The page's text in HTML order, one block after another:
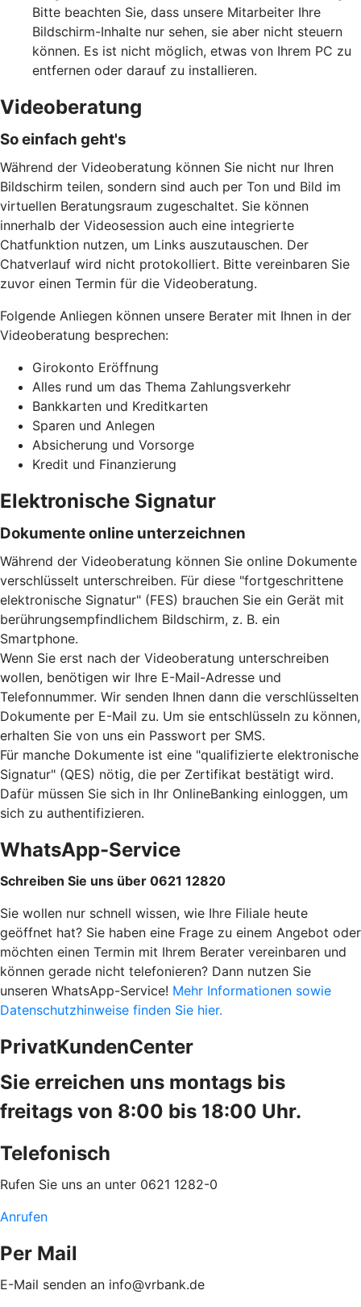
Bitte beachten Sie, dass unsere Mitarbeiter Ihre
Bildschirm-Inhalte nur sehen, sie aber nicht steuern
können. Es ist nicht möglich, etwas von Ihrem PC zu
entfernen oder darauf zu installieren.
Videoberatung
So einfach geht's
Während der Videoberatung können Sie nicht nur Ihren
Bildschirm teilen, sondern sind auch per Ton und Bild im
virtuellen Beratungsraum zugeschaltet. Sie können
innerhalb der Videosession auch eine integrierte
Chatfunktion nutzen, um Links auszutauschen. Der
Chatverlauf wird nicht protokolliert. Bitte vereinbaren Sie
zuvor einen Termin für die Videoberatung.
Folgende Anliegen können unsere Berater mit Ihnen in der
Videoberatung besprechen:
Girokonto Eröffnung
Alles rund um das Thema Zahlungsverkehr
Bankkarten und Kreditkarten
Sparen und Anlegen
Absicherung und Vorsorge
Kredit und Finanzierung
Elektronische Signatur
Dokumente online unterzeichnen
Während der Videoberatung können Sie online Dokumente
verschlüsselt unterschreiben. Für diese "fortgeschrittene
elektronische Signatur" (FES) brauchen Sie ein Gerät mit
berührungsempfindlichem Bildschirm, z. B. ein
Smartphone.
Wenn Sie erst nach der Videoberatung unterschreiben
wollen, benötigen wir Ihre E-Mail-Adresse und
Telefonnummer. Wir senden Ihnen dann die verschlüsselten
Dokumente per E-Mail zu. Um sie entschlüsseln zu können,
erhalten Sie von uns ein Passwort per SMS.
Für manche Dokumente ist eine "qualifizierte elektronische
Signatur" (QES) nötig, die per Zertifikat bestätigt wird.
Dafür müssen Sie sich in Ihr OnlineBanking einloggen, um
sich zu authentifizieren.
WhatsApp-Service
Schreiben Sie uns über 0621 12820
Sie wollen nur schnell wissen, wie Ihre Filiale heute
geöffnet hat? Sie haben eine Frage zu einem Angebot oder
möchten einen Termin mit Ihrem Berater vereinbaren und
können gerade nicht telefonieren? Dann nutzen Sie
unseren WhatsApp-Service! Mehr Informationen sowie
Datenschutzhinweise finden Sie hier.
PrivatKundenCenter
Sie erreichen uns montags bis
freitags von 8:00 bis 18:00 Uhr.
Telefonisch
Rufen Sie uns an unter 0621 1282-0
Anrufen
Per Mail
E-Mail senden an info@vrbank.de